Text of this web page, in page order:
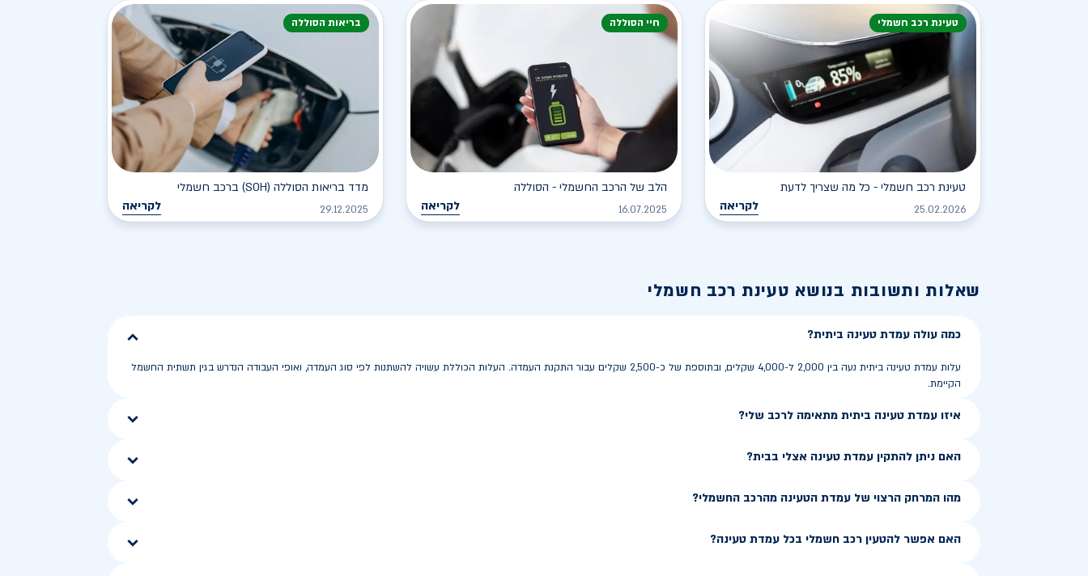
טעינת רכב חשמלי
טעינת רכב חשמלי - כל מה שצריך לדעת
25.02.2026 לקריאה
חיי הסוללה
הלב של הרכב החשמלי - הסוללה
16.07.2025 לקריאה
בריאות הסוללה
מדד בריאות הסוללה (SOH) ברכב חשמלי
29.12.2025 לקריאה
שאלות ותשובות בנושא טעינת רכב חשמלי
כמה עולה עמדת טעינה ביתית?
עלות עמדת טעינה ביתית נעה בין 2,000 ל-4,000 שקלים, ובתוספת של כ-2,500 שקלים עבור התקנת העמדה. העלות הכוללת עשויה להשתנות לפי סוג העמדה, ואופי העבודה הנדרש בגין תשתית החשמל
הקיימת.
איזו עמדת טעינה ביתית מתאימה לרכב שלי?
האם ניתן להתקין עמדת טעינה אצלי בבית?
מהו המרחק הרצוי של עמדת הטעינה מהרכב החשמלי?
האם אפשר להטעין רכב חשמלי בכל עמדת טעינה?